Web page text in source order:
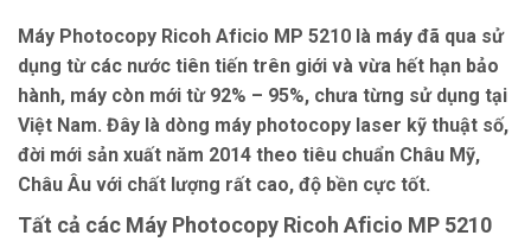
Máy Photocopy Ricoh Aficio MP 5210 là máy đã qua sử
dụng từ các nước tiên tiến trên giới và vừa hết hạn bảo
hành, máy còn mới từ 92% – 95%, chưa từng sử dụng tại
Việt Nam. Đây là dòng máy photocopy laser kỹ thuật số,
đời mới sản xuất năm 2014 theo tiêu chuẩn Châu Mỹ,
Châu Âu với chất lượng rất cao, độ bền cực tốt.
Tất cả các Máy Photocopy Ricoh Aficio MP 5210